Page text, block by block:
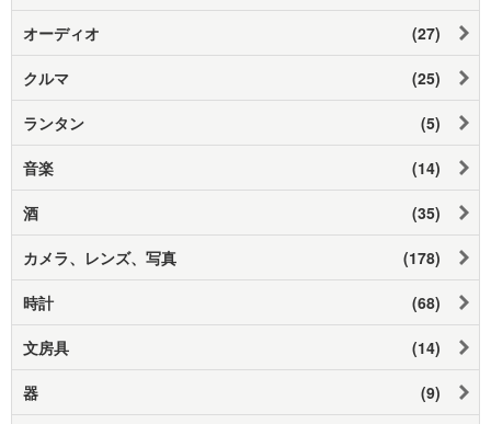
オーディオ (27)
クルマ (25)
ランタン (5)
音楽 (14)
酒 (35)
カメラ、レンズ、写真 (178)
時計 (68)
文房具 (14)
器 (9)